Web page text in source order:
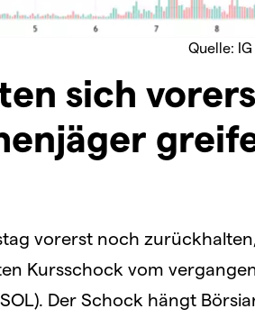
Quelle:
sich
vorerst noch
Kursschock vom
Der Schock hängt